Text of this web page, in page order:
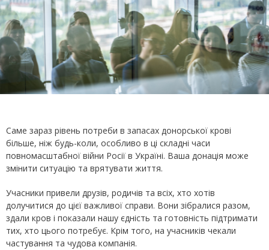
Саме зараз рівень потреби в запасах донорської крові
більше, ніж будь-коли, особливо в ці складні часи
повномасштабної війни Росії в Україні. Ваша донація може
змінити ситуацію та врятувати життя.
Учасники привели друзів, родичів та всіх, хто хотів
долучитися до цієї важливої справи. Вони зібралися разом,
здали кров і показали нашу єдність та готовність підтримати
тих, хто цього потребує. Крім того, на учасників чекали
частування та чудова компанія.